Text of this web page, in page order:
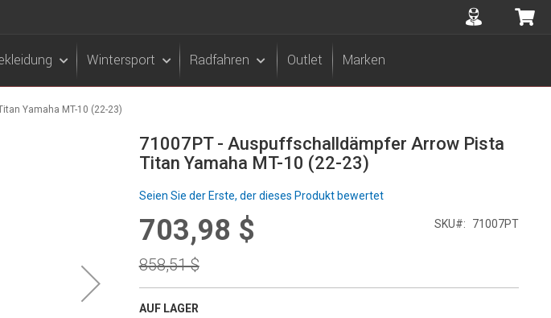
Accuont
Wintersport Radfahren Outlet Marken
Yamaha MT-10 (22-23)
71007PT - Auspuffschalldämpfer Arrow Pista
Titan Yamaha MT-10 (22-23)
Seien Sie der Erste, der dieses Produkt bewertet
Special
703,98 $
Regular
Price
858,51 $
SKU 71007PT
AUF LAGER